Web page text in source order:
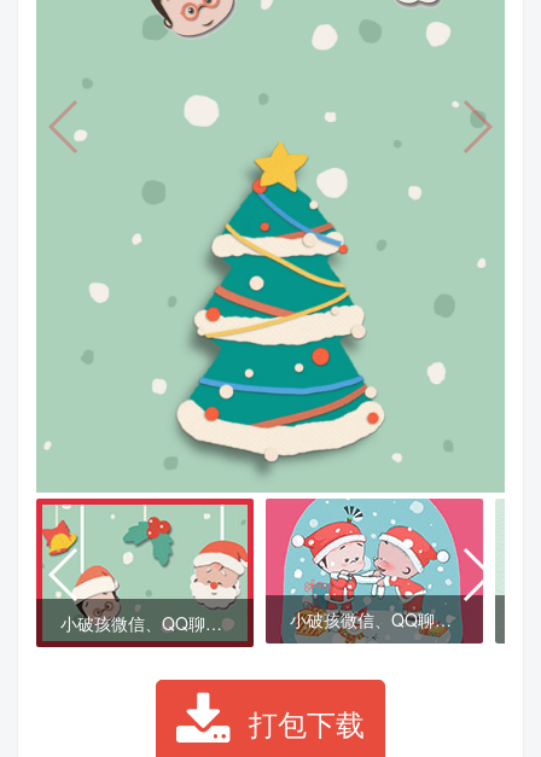
小破孩微信、QQ聊天背景-圣诞 小破孩微信、QQ聊天背景-圣诞礼物
打包下载